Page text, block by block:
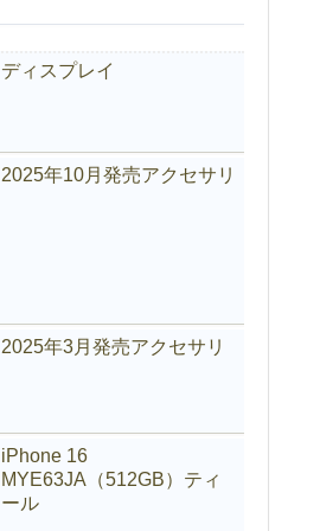
ディスプレイ
2025年10月発売アクセサリ
2025年3月発売アクセサリ
iPhone 16
MYE63JA（512GB）ティ
ール